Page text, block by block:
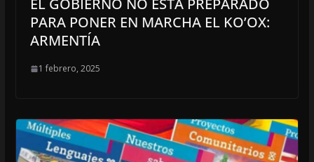
EL GOBIERNO NO ESTÁ PREPARADO
PARA PONER EN MARCHA EL KO’OX:
ARMENTÍA
1 febrero, 2025